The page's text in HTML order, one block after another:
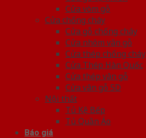
Cửa vòm gỗ
Cửa chống cháy
Cửa gỗ chống cháy
Cửa nhôm vân gỗ
Cửa thép chống cháy
Cửa Thép Hàn Quốc
Cửa thép vân gỗ
Cửa vân gỗ 5D
Nội thất
Tủ Kệ Bếp
Tủ Quần Áo
Báo giá